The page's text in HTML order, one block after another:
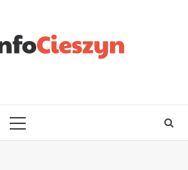
PRIMARY